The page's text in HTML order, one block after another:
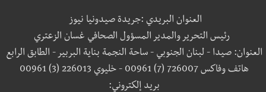
العنوان البريدي :جريدة صيدونيا نيوز
رئيس التحرير والمدير المسؤول الصحافي غسان الزعتري
العنوان: صيدا - لبنان الجنوبي - ساحة النجمة بناية البربير - الطابق الرابع
هاتف وفاكس 726007 (7) 00961 - خليوي 226013 (3) 00961
بريد إلكتروني: